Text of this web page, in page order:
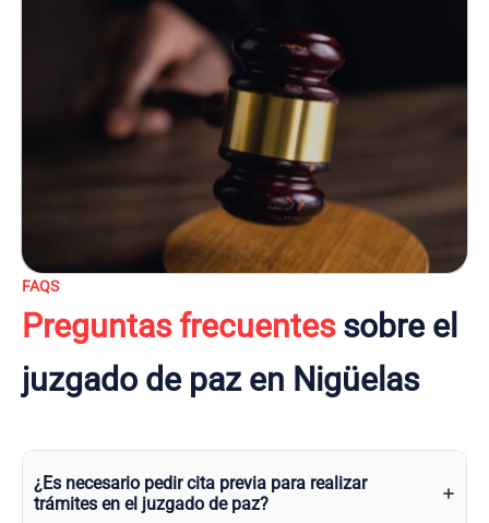
FAQS
Preguntas frecuentessobre el
juzgado de paz en Nigüelas
¿Es necesario pedir cita previa para realizar
trámites en el juzgado de paz?